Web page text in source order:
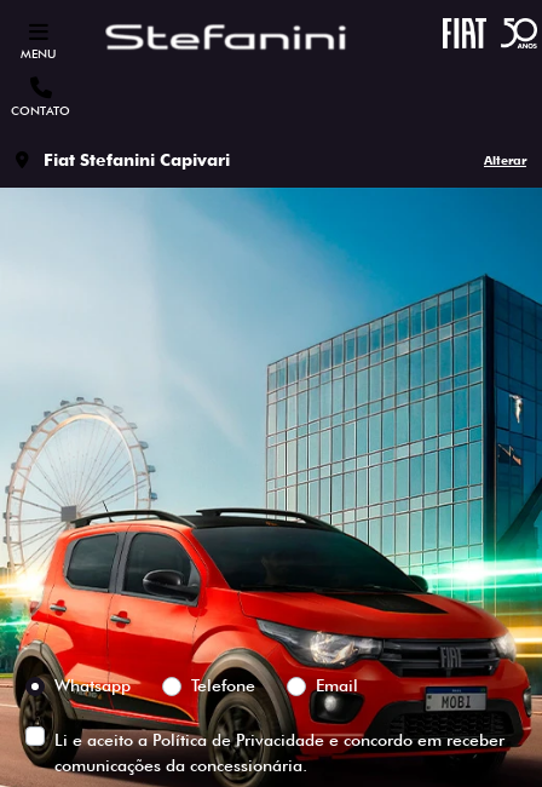
MENU
CONTATO
Fiat Stefanini Capivari Alterar
ESTOU INTERESSADO
Versão escolhida
Preferência de contato:
Whatsapp
Telefone Email
Li e aceito aPolítica de Privacidadee concordo em receber
comunicações da concessionária.